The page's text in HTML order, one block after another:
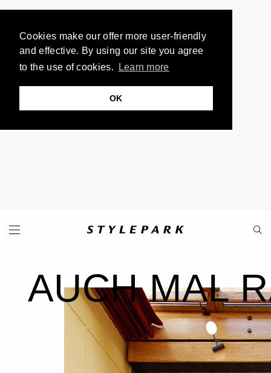
Cookies make our offer more user-friendly
and effective. By using our site you agree
to the use of cookies.
Learn more
OK
AUCH MAL